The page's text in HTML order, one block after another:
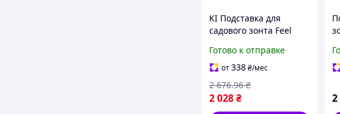
KI Подставка для
садового зонта Feel
заполняемая водой
или песком для
устойчивост FIR41_R
Готово к отправке
от338₴/мес
2 028₴
2 676.96 ₴
2